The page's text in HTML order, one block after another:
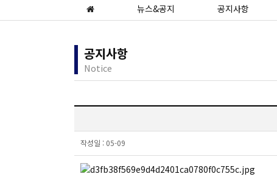
뉴스&공지 공지사항
공지사항
Notice
작성일 : 05-09